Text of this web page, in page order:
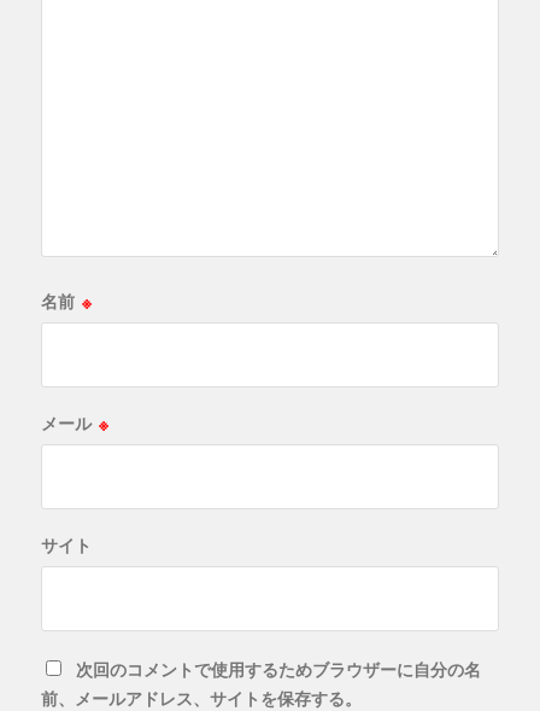
名前 ※
メール ※
サイト
次回のコメントで使用するためブラウザーに自分の名
前、メールアドレス、サイトを保存する。